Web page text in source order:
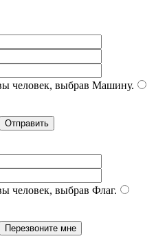
человек, выбрав Машину.
человек, выбрав Флаг.